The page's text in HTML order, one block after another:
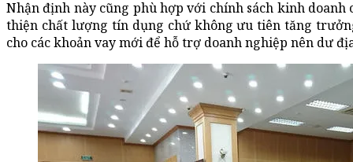
Nhận định này cũng phù hợp với chính sách kinh
thiện chất lượng tín dụng chứ không ưu tiên tăng
cho các khoản vay mới để hỗ trợ doanh nghiệp nên dư